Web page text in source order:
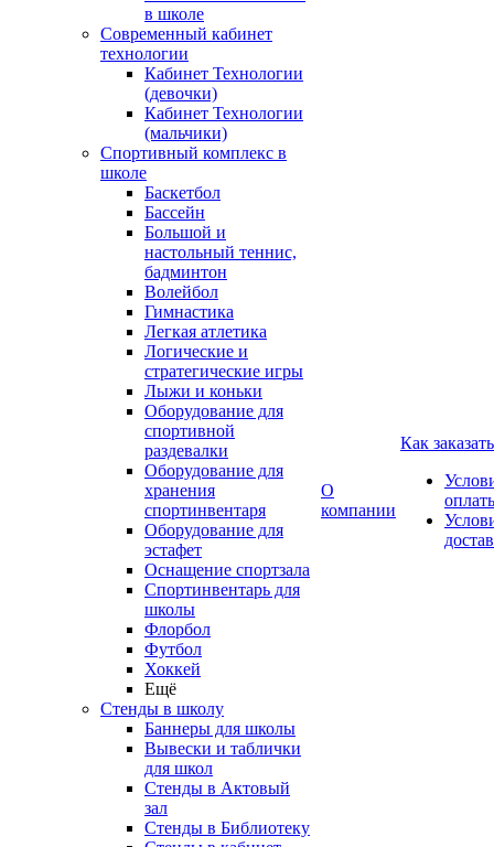
в школе
Современный кабинет
технологии
Кабинет Технологии
(девочки)
Кабинет Технологии
(мальчики)
Спортивный комплекс в
школе
Баскетбол
Бассейн
Большой и
настольный теннис,
бадминтон
Волейбол
Гимнастика
Легкая атлетика
Логические и
стратегические игры
Лыжи и коньки
Оборудование для
спортивной
раздевалки
Оборудование для
хранения
спортинвентаря
Оборудование для
эстафет
Оснащение спортзала
Спортинвентарь для
школы
Флорбол
Футбол
Хоккей
Ещё
Стенды в школу
Баннеры для школы
Вывески и таблички
для школ
Стенды в Актовый
зал
Стенды в Библиотеку
О
компании
Как